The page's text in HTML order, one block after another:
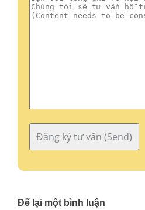
Để lại một bình luận